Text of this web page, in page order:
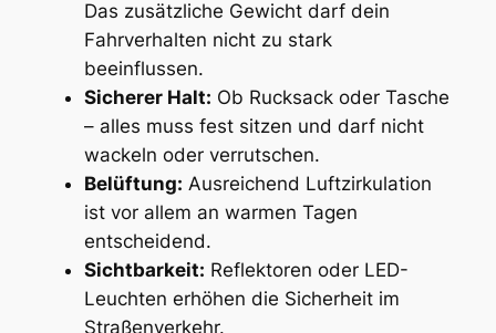
Das zusätzliche Gewicht darf dein
Fahrverhalten nicht zu stark
beeinflussen.
Sicherer Halt: Ob Rucksack oder Tasche
– alles muss fest sitzen und darf nicht
wackeln oder verrutschen.
Belüftung: Ausreichend Luftzirkulation
ist vor allem an warmen Tagen
entscheidend.
Sichtbarkeit: Reflektoren oder LED-
Leuchten erhöhen die Sicherheit im
Straßenverkehr.